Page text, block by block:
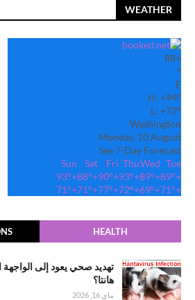
WEATHER
+
88
°
F
H: +94°
L: +73°
Washington
Monday, 10 August
See 7-Day Forecast
Tue
Wed
Thu
Fri
Sat
Sun
+
89°
+
89°
+
93°
+
90°
+
88°
+
93°
+
71°
+
69°
+
72°
+
77°
+
71°
+
71°
HEALTH
تهديد صحي يعود إلى
هانتا؟
ماي 16, 2026